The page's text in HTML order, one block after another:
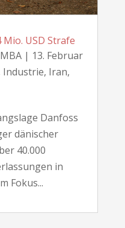
Mio. USD Strafe
| 13. Februar
Industrie, Iran,
Danfoss
dänischer
40.000
in
Fokus...